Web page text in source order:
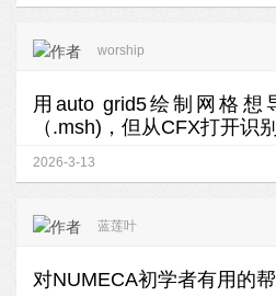
worship
用auto grid5绘制网格想
（.msh)，但从CFX打开识
2026-3-13
蓝莲叶
对NUMECA初学者有用的